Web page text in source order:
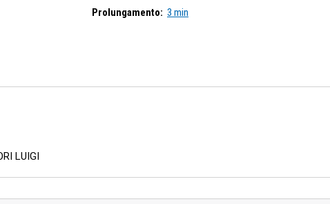
Prolungamento: 3 min
LUIGI